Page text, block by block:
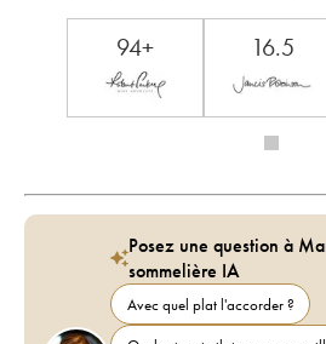
94+ 16.5
Posez une question à
sommelière IA
Avec quel plat l'accorder ?